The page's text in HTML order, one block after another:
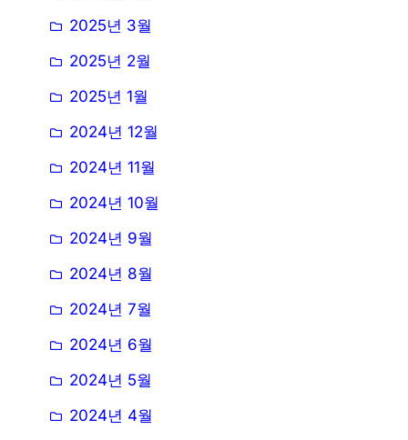
2025년 3월
2025년 2월
2025년 1월
2024년 12월
2024년 11월
2024년 10월
2024년 9월
2024년 8월
2024년 7월
2024년 6월
2024년 5월
2024년 4월